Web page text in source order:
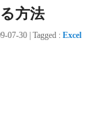
方法
07-30 | Tagged : Excel